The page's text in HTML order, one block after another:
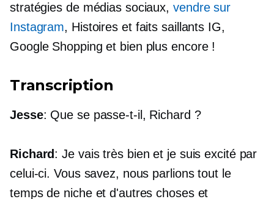
stratégies de médias sociaux, vendre sur
Instagram, Histoires et faits saillants IG,
Google Shopping et bien plus encore !
Transcription
Jesse: Que se passe-t-il, Richard ?
Richard: Je vais très bien et je suis excité par
celui-ci. Vous savez, nous parlions tout le
temps de niche et d'autres choses et